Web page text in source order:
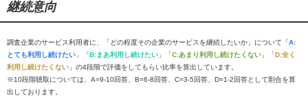
継続意向
調査企業のサービス利用者に、「どの程度その企業のサービスを継続したいか」について「A:
とても利用し続けたい 」「B:まあ利用し続けたい 」「C:あまり利用し続けたくない 」「D:全く
利用し続けたくない 」の4段階で評価をしてもらい比率を算出しています。
※10段階聴取については、A=9-10回答、B=6-8回答、C=3-5回答、D=1-2回答として割合を算
出しております。